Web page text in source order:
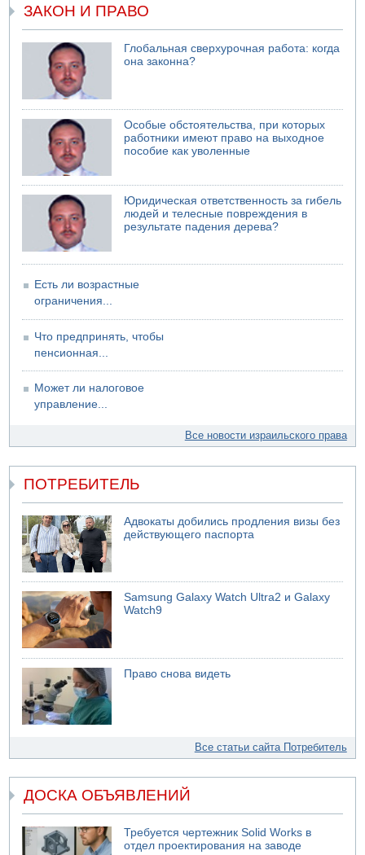
Подозреваемый в домогательствах в хостеле - Гильбоа
07.08.2026 17:55
Обнародовано имя полицейского, подозреваемого в
коррупционных отношениях с Йоавом Элиаси
07.08.2026 17:51
БАГАЦ отказался заморозить лишение налоговых льгот
для уклонистов-харедим
07.08.2026 17:48
В Иерусалиме водитель врезался в забор и серьезно
пострадал
ЗАКОН И ПРАВО
Глобальная сверхурочная работа: когда
она законна?
Особые обстоятельства, при которых
работники имеют право на выходное
пособие как уволенные
Юридическая ответственность за гибель
людей и телесные повреждения в
результате падения дерева?
Есть ли возрастные
ограничения...
Что предпринять, чтобы
пенсионная...
Может ли налоговое
управление...
Все новости израильского права
ПОТРЕБИТЕЛЬ
Адвокаты добились продления визы без
действующего паспорта
Samsung Galaxy Watch Ultra2 и Galaxy
Watch9
Право снова видеть
Все статьи сайта Потребитель
ДОСКА ОБЪЯВЛЕНИЙ
Требуется чертежник Solid Works в
отдел проектирования на заводе